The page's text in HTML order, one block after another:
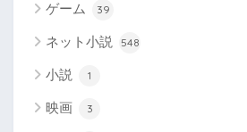
ゲーム 39
ネット小説 548
小説 1
映画 3